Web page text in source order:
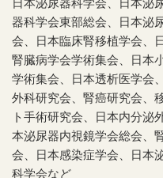
日本泌尿器科学会、日本泌
器科学会東部総会、日本泌
会、日本臨床腎移植学会、
腎臓病学会学術集会、日本
学術集会、日本透析医学会
外科研究会、腎癌研究会、
ト手術研究会、日本内分泌
本泌尿器内視鏡学会総会、
会、日本感染症学会、日本
科学会など